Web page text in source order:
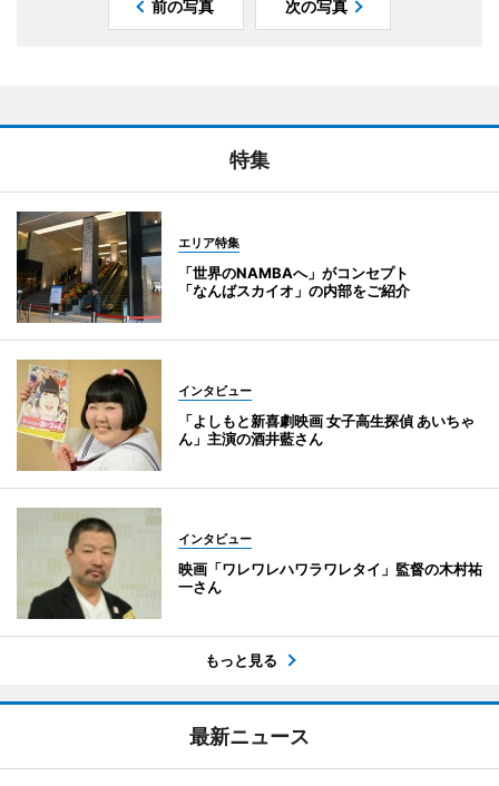
前の写真 次の写真
特集
エリア特集
「世界のNAMBAへ」がコンセプト
「なんばスカイオ」の内部をご紹介
インタビュー
「よしもと新喜劇映画 女子高生探偵 あいちゃ
ん」主演の酒井藍さん
インタビュー
映画「ワレワレハワラワレタイ」監督の木村祐
一さん
もっと見る
最新ニュース